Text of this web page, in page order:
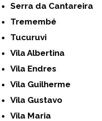
Serra da Cantareira
Tremembé
Tucuruvi
Vila Albertina
Vila Endres
Vila Guilherme
Vila Gustavo
Vila Maria